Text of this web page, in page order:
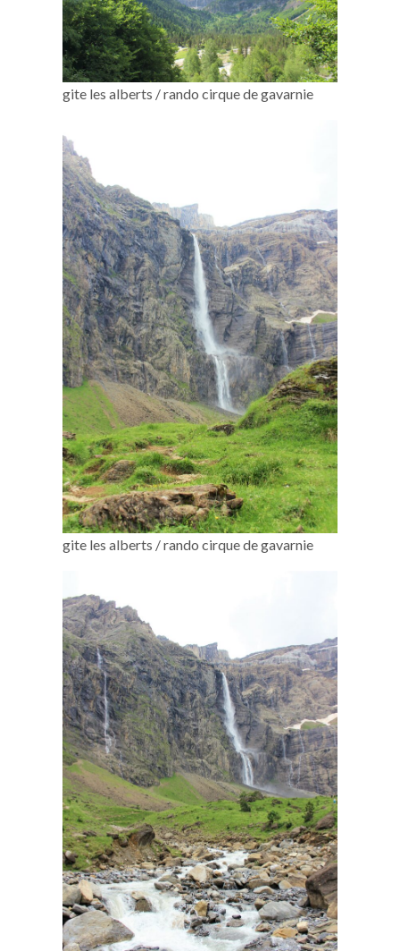
gite les alberts / rando cirque de gavarnie
gite les alberts / rando cirque de gavarnie